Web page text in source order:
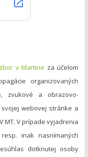
v Martine za účelom
organizovaných
zvukové a obrazovo-
webovej stránke a
MT. V prípade vyjadrenia
inak nasnímaných
dotknutej osoby